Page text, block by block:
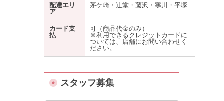
配達エリ
ア
茅ケ崎・辻堂・藤沢・寒川・平塚
カード支
払
可（商品代金のみ）
※利用できるクレジットカードに
ついては、店舗にお問い合わせく
ださい。
スタッフ募集